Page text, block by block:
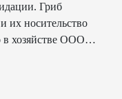
Гриб
их носительство
в хозяйстве ООО